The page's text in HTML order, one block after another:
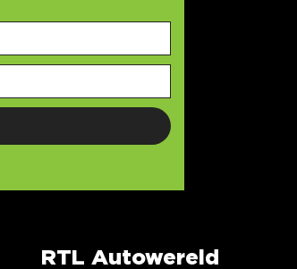
RTL Autowereld